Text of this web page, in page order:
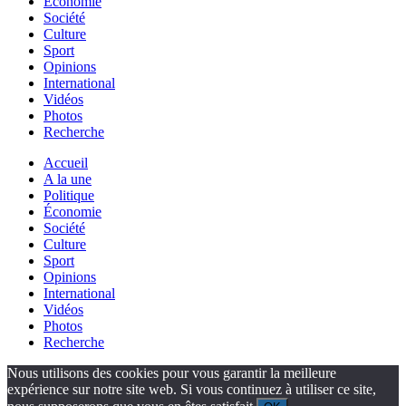
Société
Culture
Sport
Opinions
International
Vidéos
Photos
Recherche
Accueil
A la une
Politique
Économie
Société
Culture
Sport
Opinions
International
Vidéos
Photos
Recherche
Nous utilisons des cookies pour vous garantir la meilleure
expérience sur notre site web. Si vous continuez à utiliser ce site,